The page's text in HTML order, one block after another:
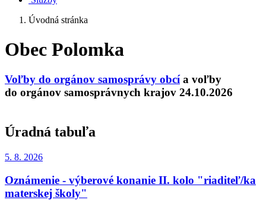
Úvodná stránka
Obec Polomka
Voľby do orgánov samosprávy obcía voľby
do orgánov samosprávnych krajov 24.10.2026
Úradná tabuľa
5. 8. 2026
Oznámenie - výberové konanie II. kolo "riaditeľ/ka
materskej školy"